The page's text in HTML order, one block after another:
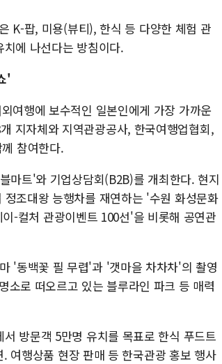
K-팝, 미용(뷰티), 한식 등 다양한 체험 관
에 나선다는 방침이다.
'
여행에 보수적인 일본인에게 가장 가까운
지자체와 지역관광공사, 한국여행업협회,
참여한다.
마트'와 기업상담회(B2B)를 개최한다. 현지
조대왕 능행차를 재연하는 '수원 화성문화
-컬처 관광이벤트 100선'을 비롯해 공연관
'동백꽃 필 무렵'과 '갯마을 차차차'의 촬영
소로 떠오르고 있는 블루라인 파크 등 매력
방문객 5만명 유치를 목표로 한식 푸드트
여행상품 현장 판매 등 한국관광 홍보 행사